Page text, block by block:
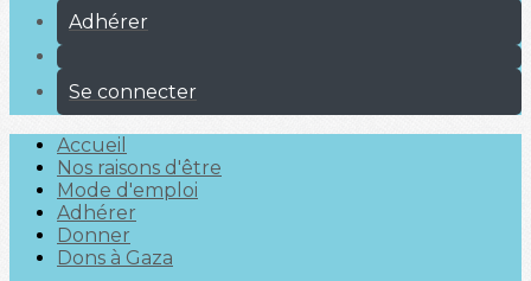
Adhérer
Se connecter
Accueil
Nos raisons d'être
Mode d'emploi
Adhérer
Donner
Dons à Gaza